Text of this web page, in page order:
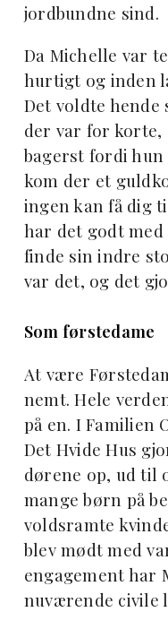
jordbundne sind.
Da Michelle var
hurtigt og inden
Det voldte
der var for korte,
bagerst fordi hun
kom der et
ingen kan få dig
har det godt
finde sin indre
var det, og det
Som førstedame
At være
nemt. Hele
på en. I Familien
Det Hvide Hus
dørene op, ud til
mange børn på
voldsramte
blev mødt med
engagement har
nuværende civile